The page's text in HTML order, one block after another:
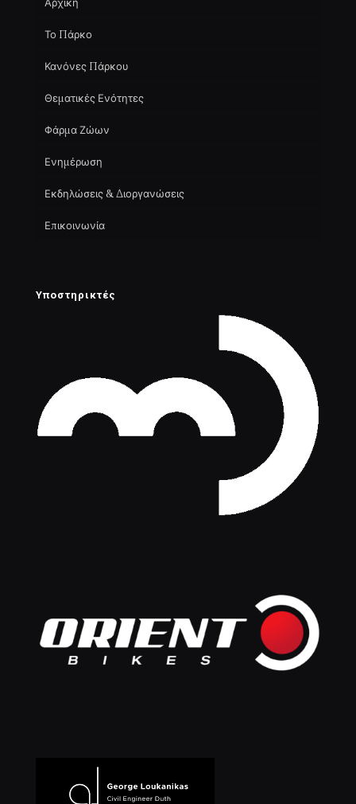
Αρχική
Το Πάρκο
Κανόνες Πάρκου
Θεματικές Ενότητες
Φάρμα Ζώων
Ενημέρωση
Εκδηλώσεις & Διοργανώσεις
Επικοινωνία
Υποστηρικτές